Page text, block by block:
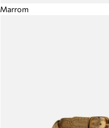
Marrom